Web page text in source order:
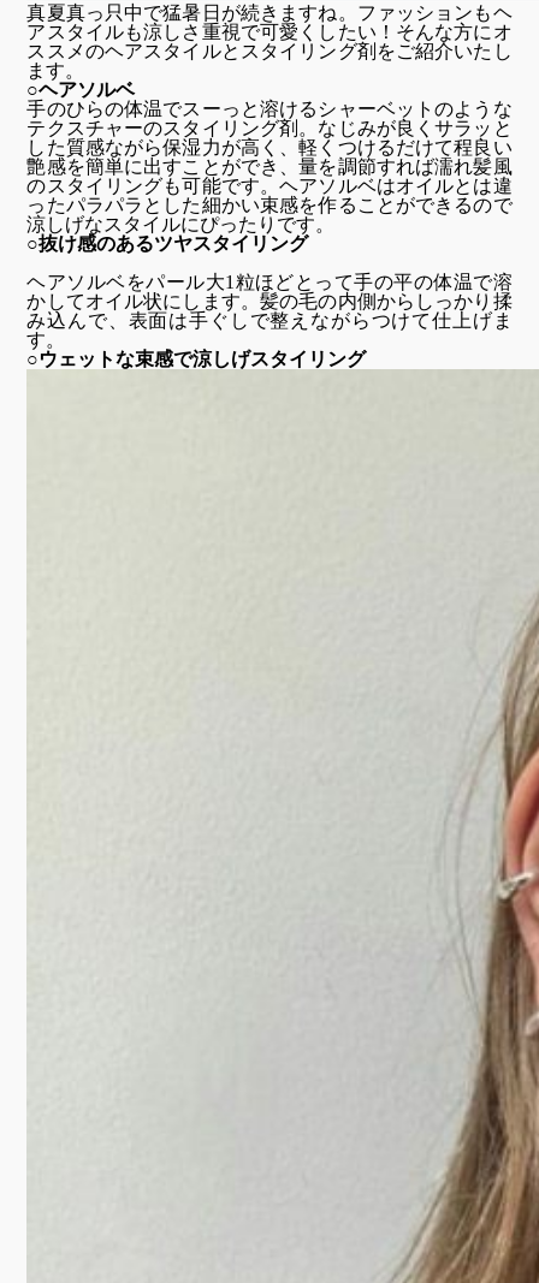
真夏真っ只中で猛暑日が続きますね。ファッションもヘ
アスタイルも涼しさ重視で可愛くしたい！そんな方にオ
ススメのヘアスタイルとスタイリング剤をご紹介いたし
ます。
○ヘアソルベ
手のひらの体温でスーっと溶けるシャーベットのような
テクスチャーのスタイリング剤。なじみが良くサラッと
した質感ながら保湿力が高く、軽くつけるだけて程良い
艶感を簡単に出すことができ、量を調節すれば濡れ髪風
のスタイリングも可能です。ヘアソルベはオイルとは違
ったパラパラとした細かい束感を作ることができるので
涼しげなスタイルにぴったりです。
○抜け感のあるツヤスタイリング
ヘアソルベをパール大1粒ほどとって手の平の体温で溶
かしてオイル状にします。髪の毛の内側からしっかり揉
み込んで、表面は手ぐしで整えながらつけて仕上げま
す。
○ウェットな束感で涼しげスタイリング